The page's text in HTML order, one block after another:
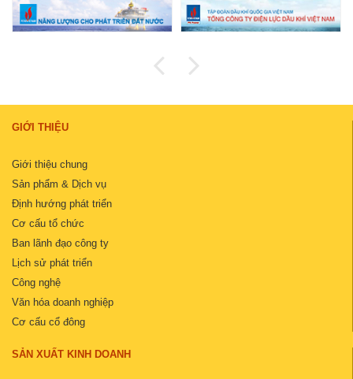
GIỚI THIỆU
Giới thiệu chung
Sản phẩm & Dịch vụ
Định hướng phát triển
Cơ cấu tổ chức
Ban lãnh đạo công ty
Lịch sử phát triển
Công nghệ
Văn hóa doanh nghiệp
Cơ cấu cổ đông
SẢN XUẤT KINH DOANH